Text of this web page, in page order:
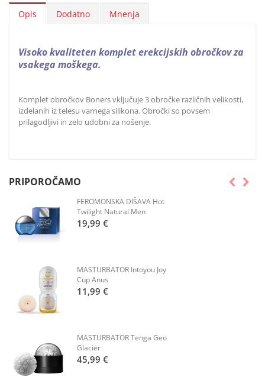
Opis Dodatno Mnenja
Visoko kvaliteten komplet erekcijskih obročkov za
vsakega moškega.
Komplet obročkov Boners vključuje 3 obročke različnih velikosti,
izdelanih iz telesu varnega silikona. Obročki so povsem
prilagodljivi in zelo udobni za nošenje.
PRIPOROČAMO
FEROMONSKA DIŠAVA Hot
Twilight Natural Men
19,99 €
MASTURBATOR Intoyou Joy
Cup Anus
11,99 €
MASTURBATOR Tenga Geo
Glacier
45,99 €